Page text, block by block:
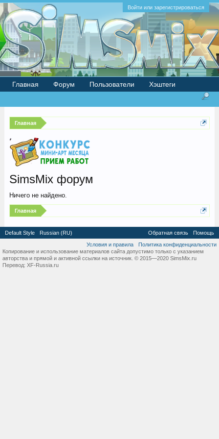
Войти или зарегистрироваться
Главная
SimsMix форум
Ничего не найдено.
Главная
Главная Форум Пользователи Хэштеги
Default Style Russian (RU) Обратная связь
Помощь
Условия и правила
Политика конфиденциальности
Копирование и использование материалов сайта допустимо только с указанием
авторства и прямой и активной ссылки на источник. © 2015—2020 SimsMix.ru
Перевод: XF-Russia.ru